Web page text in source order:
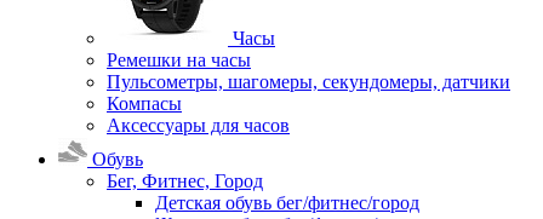
Часы
Ремешки на часы
Пульсометры, шагомеры, секундомеры, датчики
Компасы
Аксессуары для часов
Обувь
Бег, Фитнес, Город
Детская обувь бег/фитнес/город